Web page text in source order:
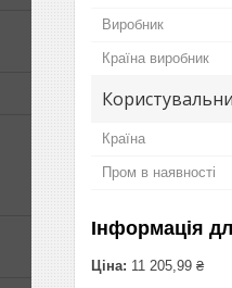
Виробник
Країна виробник
Країна
Пром в наявності
Інформація
Ціна: 11 205,99 ₴